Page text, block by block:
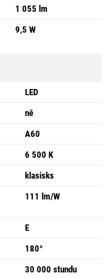
1 055 lm
9,5 W
LED
nē
A60
6 500 K
klasisks
111 lm/W
E
180°
30 000 stundu